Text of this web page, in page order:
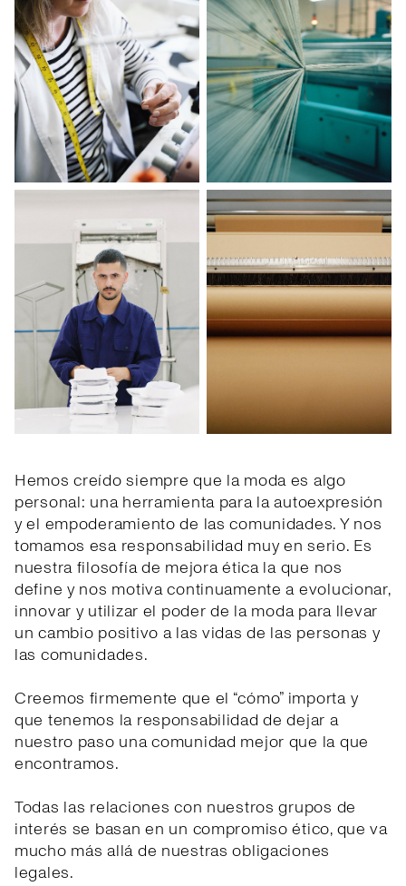
Hemos creído siempre que la moda es algo
personal: una herramienta para la autoexpresión
y el empoderamiento de las comunidades. Y nos
tomamos esa responsabilidad muy en serio. Es
nuestra filosofía de mejora ética la que nos
define y nos motiva continuamente a evolucionar,
innovar y utilizar el poder de la moda para llevar
un cambio positivo a las vidas de las personas y
las comunidades.
Creemos firmemente que el “cómo” importa y
que tenemos la responsabilidad de dejar a
nuestro paso una comunidad mejor que la que
encontramos.
Todas las relaciones con nuestros grupos de
interés se basan en un compromiso ético, que va
mucho más allá de nuestras obligaciones
legales.